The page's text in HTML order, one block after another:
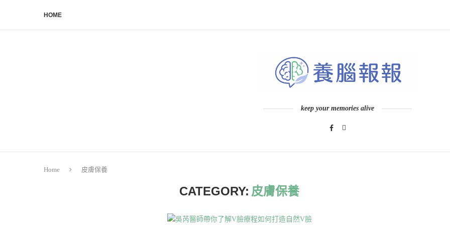
HOME
keep your memories alive
Home 皮膚保養
CATEGORY: 皮膚保養